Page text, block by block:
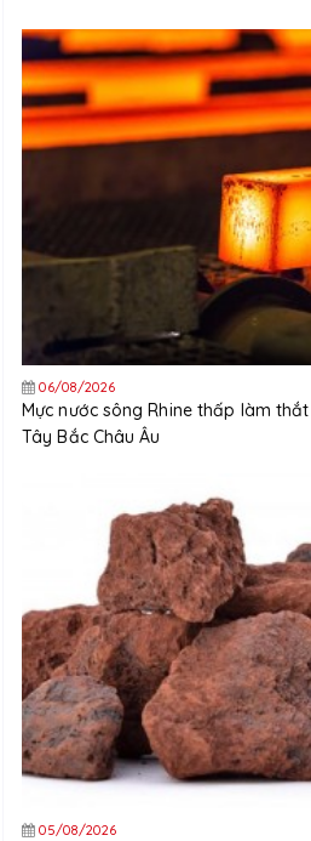
06/08/2026
Mực nước sông Rhine thấp làm
Tây Bắc Châu Âu
05/08/2026